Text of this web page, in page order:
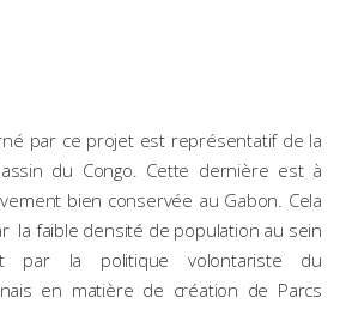
par ce projet est représentatif de la
du Congo. Cette dernière est à
bien conservée au Gabon. Cela
la faible densité de population au sein
la politique volontariste du
en matière de création de Parcs